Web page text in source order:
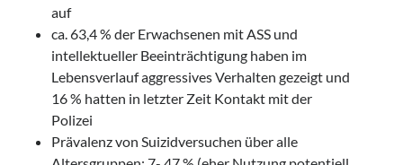
auf
ca. 63,4 % der Erwachsenen mit ASS und
intellektueller Beeinträchtigung haben im
Lebensverlauf aggressives Verhalten gezeigt und
16 % hatten in letzter Zeit Kontakt mit der
Polizei
Prävalenz von Suizidversuchen über alle